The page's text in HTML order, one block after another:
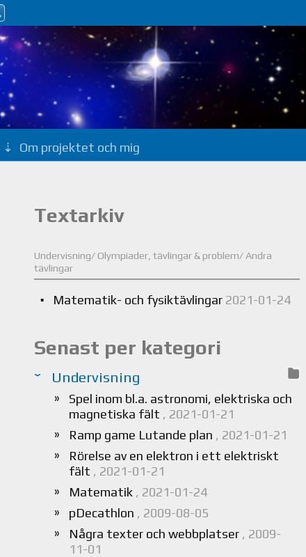
Om projektet och mig
Textarkiv
Undervisning/ Olympiader, tävlingar & problem/ Andra
tävlingar
Matematik- och fysiktävlingar 2021-01-24
Senast per kategori
Undervisning
Spel inom bl.a. astronomi, elektriska och
magnetiska fält , 2021-01-21
Ramp game Lutande plan , 2021-01-21
Rörelse av en elektron i ett elektriskt
fält , 2021-01-21
Matematik , 2021-01-24
pDecathlon , 2009-08-05
Några texter och webbplatser , 2009-
11-01